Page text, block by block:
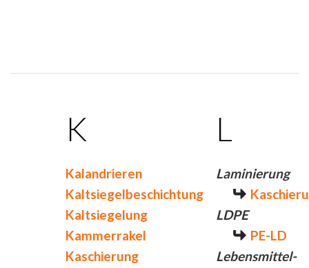
K
Kalandrieren
Kaltsiegelbeschichtung
Kaltsiegelung
Kammerrakel
Kaschierung
L
Laminierung
LDPE
PE-LD
Lebensmittel-